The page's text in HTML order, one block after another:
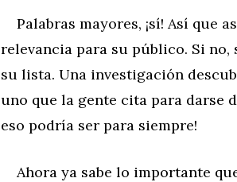
Palabras mayores, ¡sí! Así que
relevancia para su público. Si
su lista. Una investigación
uno que la gente cita para darse
eso podría ser para siempre!
Ahora ya sabe lo importante